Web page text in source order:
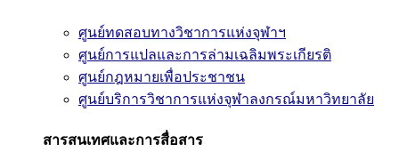
ศูนย์ทดสอบทางวิชาการแห่งจุฬาฯ
ศูนย์การแปลและการล่ามเฉลิมพระเกียรติ
ศูนย์กฎหมายเพื่อประชาชน
ศูนย์บริการวิชาการแห่งจุฬาลงกรณ์มหาวิทยาลัย
สารสนเทศและการสื่อสาร